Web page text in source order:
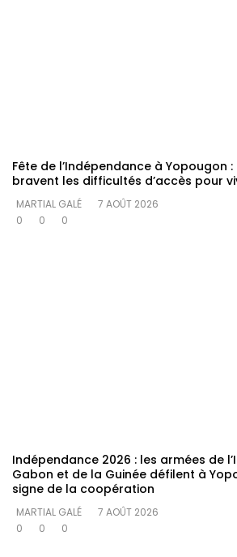
Fête de l’Indépendance à Yopougon
bravent les difficultés d’accès pour
MARTIAL GALÉ
7 AOÛT 2026
0
0 0
Indépendance 2026 : les armées de
Gabon et de la Guinée défilent à
signe de la coopération
MARTIAL GALÉ
7 AOÛT 2026
0
0 0